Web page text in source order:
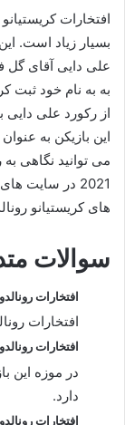
افتخارات
بسیار زیاد است.
علی دایی آقای گل
این بازیکن به
می توانید نگاهی
2021 در سایت
های کریستیانو
سوالات
افتخارات
افتخارات
افتخارات
در موزه این
دارد.
افتخارات